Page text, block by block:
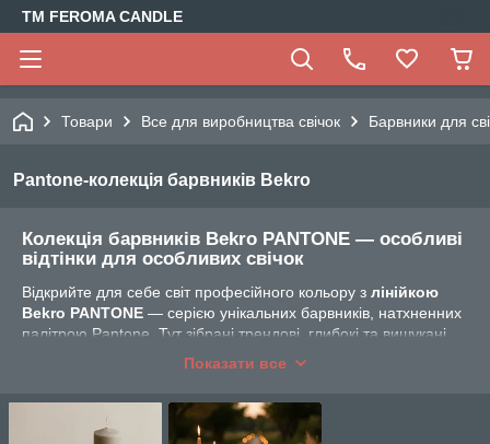
TM FEROMA CANDLE
Товари Все для виробництва свічок Барвники для
Pantone-колекція барвників Bekro
Колекція барвників Bekro PANTONE — особливі
відтінки для особливих свічок
Відкрийте для себе світ професійного кольору з лінійкою
Bekro PANTONE — серією унікальних барвників, натхненних
палітрою Pantone. Тут зібрані трендові, глибокі та вишукані
відтінки для створення дизайнерських свічок, які вражають з
🔬Рекомендоване дозування: 1%від маси воску — тобто
, або 10 г на 1 кг
воску.
Показати все